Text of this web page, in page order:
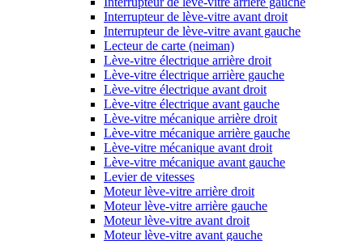
Interrupteur de lève-vitre avant droit
Interrupteur de lève-vitre avant gauche
Lecteur de carte (neiman)
Lève-vitre électrique arrière droit
Lève-vitre électrique arrière gauche
Lève-vitre électrique avant droit
Lève-vitre électrique avant gauche
Lève-vitre mécanique arrière droit
Lève-vitre mécanique arrière gauche
Lève-vitre mécanique avant droit
Lève-vitre mécanique avant gauche
Levier de vitesses
Moteur lève-vitre arrière droit
Moteur lève-vitre arrière gauche
Moteur lève-vitre avant droit
Moteur lève-vitre avant gauche